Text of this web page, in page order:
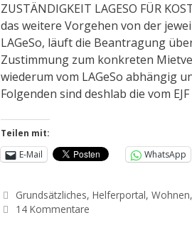
ZUSTÄNDIGKEIT LAGESO FÜR
das weitere Vorgehen von der
LAGeSo, läuft die Beantragung
Zustimmung zum konkreten
wiederum vom LAGeSo abhängig
Folgenden sind deshlab die vom
Teilen mit:
E-Mail
WhatsApp
Grundsätzliches,Helferportal,Wohnen
14 Kommentare